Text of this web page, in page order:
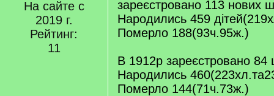
На сайте с
2019 г.
Рейтинг:
11
зареєстровано 113 нових
Народились 459
Померло 188(93ч.95ж.)
В 1912р зареєстровано 84
Народились
Померло 144(71ч.73ж.)